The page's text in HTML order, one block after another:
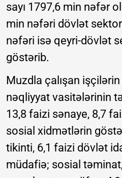
sayı 1797,6 min nəfər
min nəfəri dövlət
nəfəri isə qeyri-dövlət
göstərib.
Muzdla çalışan
nəqliyyat vasitələrinin
13,8 faizi sənaye, 8,7
sosial xidmətlərin
tikinti, 6,1 faizi dövlət
müdafiə; sosial